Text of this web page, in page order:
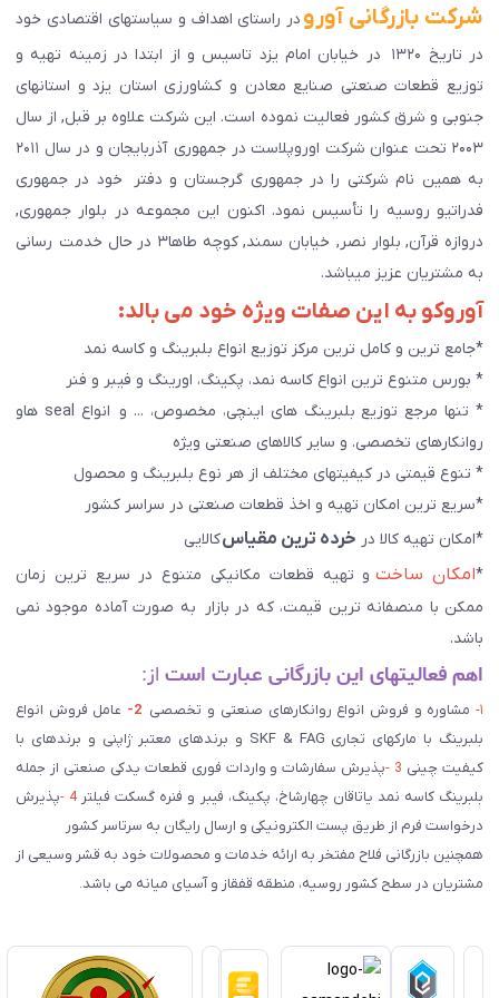
شرکت بازرگانی آورو در راستای اهداف و سیاستهای اقتصادی خود
در تاریخ ۱۳۲۰ در خیابان امام یزد تاسیس و از ابتدا در زمینه تهیه و
توزیع قطعات صنعتی صنایع معادن و کشاورزی استان یزد و استانهای
جنوبی و شرق کشور فعالیت نموده است. این شرکت علاوه بر قبل, از سال
۲۰۰۳ تحت عنوان شرکت اوروپلاست در جمهوری آذربایجان و در سال ۲۰۱۱
به همین نام شرکتی را در جمهوری گرجستان و دفتر خود در جمهوری
فدراتیو روسیه را تأسیس نمود. اکنون این مجموعه در بلوار جمهوری,
دروازه قرآن, بلوار نصر, خیابان سمند, کوچه طاها۳ در حال خدمت رسانی
به مشتریان عزیز میباشد.
آوروکو به این صفات ویژه خود می بالد:
*جامع ترین و کامل ترین مرکز توزیع انواع بلبرینگ و کاسه نمد
* بورس متنوع ترین انواع کاسه نمد، پکینگ، اورینگ و فیبر و فنر
* تنها مرجع توزیع بلبرینگ های اینچی، مخصوص، ... و انواع seal هاو
روانکارهای تخصصی. و سایر کالاهای صنعتی ويژه
* تنوع قیمتی در کیفیتهای مختلف از هر نوع بلبرینگ و محصول
*سریع ترین امکان تهیه و اخذ قطعات صنعتی در سراسر کشور
*امکان تهیه کالا در خرده ترین مقیاسکالایی
*امکان ساختو تهیه قطعات مکانیکی متنوع در سریع ترین زمان
ممکن با منصفانه ترین قیمت، که در بازار به صورت آماده موجود نمی
باشد.
اهم فعالیتهای این بازرگانی عبارت است از:
۱- مشاوره و فروش انواع روانکارهای صنعتی و تخصصی 2-
عامل فروش انواع
بلبرینگ با مارکهای تجاری SKF & FAG و برندهای معتبر ژاپنی و برندهای با
کیفیت چینی 3 - پذیرش سفارشات و واردات فوری قطعات یدکی صنعتی از جمله
بلبرینگ کاسه نمد یاتاقان چهارشاخ، پکینگ، فیبر و فنره گسکت فیلتر4 - پذیرش
درخواست فرم از طریق پست الکترونیکی و ارسال رایگان به سرتاسر کشور
همچنین بازرگانی فلاح مفتخر به ارائه خدمات و محصولات خود به قشر وسیعی از
مشتریان در سطح کشور روسیه، منطقه قفقاز و آسیای میانه می باشد.